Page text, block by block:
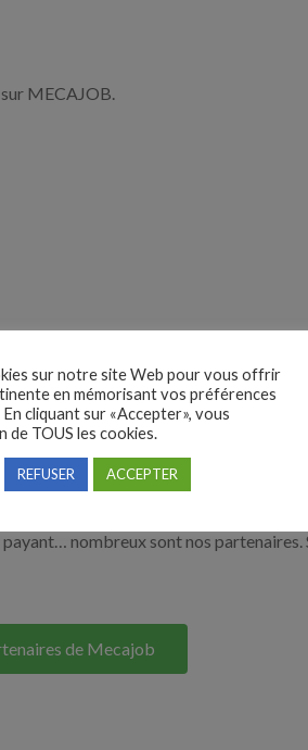
MECAJOB.
un mécanicien, un chef d’atelier
le bouton ci-dessous.
solutions entreprises
nombreux sont nos partenaires.
de Mecajob
sur notre site Web pour vous offrir
en mémorisant vos préférences
cliquant sur «Accepter», vous
de TOUS les cookies.
REFUSER ACCEPTER